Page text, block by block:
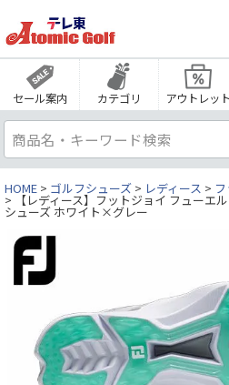
セール案内 カテゴリ アウトレット
HOME ゴルフシューズ レディース
【レディース】フットジョイ フューエ
シューズ ホワイト×グレー